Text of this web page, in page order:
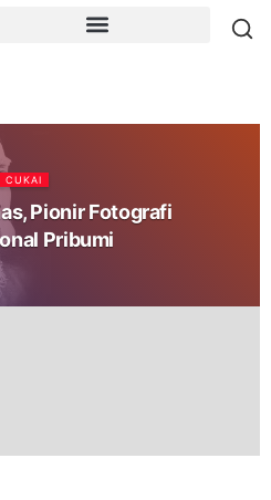
CUKAI
Pionir Fotografi
Pribumi